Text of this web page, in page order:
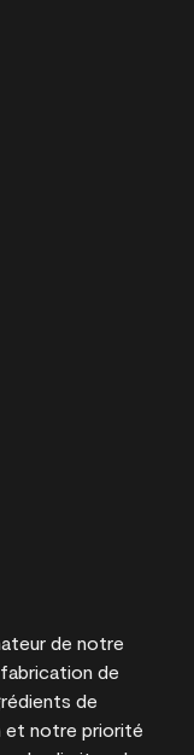
de notre
de
de
et notre priorité